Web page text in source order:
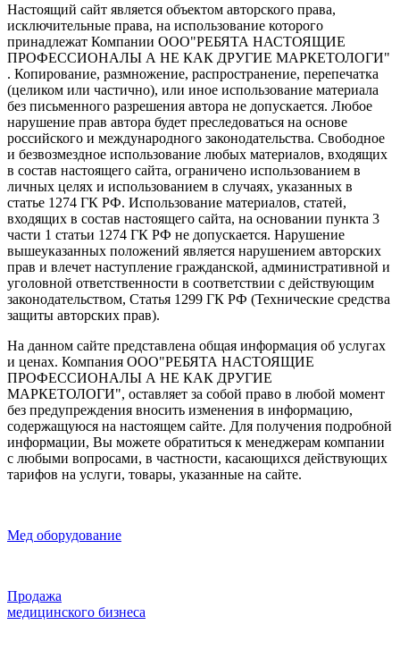
Настоящий сайт является объектом авторского права,
исключительные права, на использование которого
принадлежат Компании ООО"РЕБЯТА НАСТОЯЩИЕ
ПРОФЕССИОНАЛЫ А НЕ КАК ДРУГИЕ МАРКЕТОЛОГИ"
. Копирование, размножение, распространение, перепечатка
(целиком или частично), или иное использование материала
без письменного разрешения автора не допускается. Любое
нарушение прав автора будет преследоваться на основе
российского и международного законодательства. Свободное
и безвозмездное использование любых материалов, входящих
в состав настоящего сайта, ограничено использованием в
личных целях и использованием в случаях, указанных в
статье 1274 ГК РФ. Использование материалов, статей,
входящих в состав настоящего сайта, на основании пункта 3
части 1 статьи 1274 ГК РФ не допускается. Нарушение
вышеуказанных положений является нарушением авторских
прав и влечет наступление гражданской, административной и
уголовной ответственности в соответствии с действующим
законодательством, Статья 1299 ГК РФ (Технические средства
защиты авторских прав).
На данном сайте представлена общая информация об услугах
и ценах. Компания ООО"РЕБЯТА НАСТОЯЩИЕ
ПРОФЕССИОНАЛЫ А НЕ КАК ДРУГИЕ
МАРКЕТОЛОГИ", оставляет за собой право в любой момент
без предупреждения вносить изменения в информацию,
содержащуюся на настоящем сайте. Для получения подробной
информации, Вы можете обратиться к менеджерам компании
с любыми вопросами, в частности, касающихся действующих
тарифов на услуги, товары, указанные на сайте.
Мед оборудование
Продажа
медицинского бизнеса